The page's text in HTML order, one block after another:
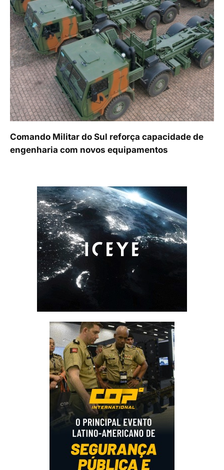
Comando Militar do Sul reforça capacidade de
engenharia com novos equipamentos